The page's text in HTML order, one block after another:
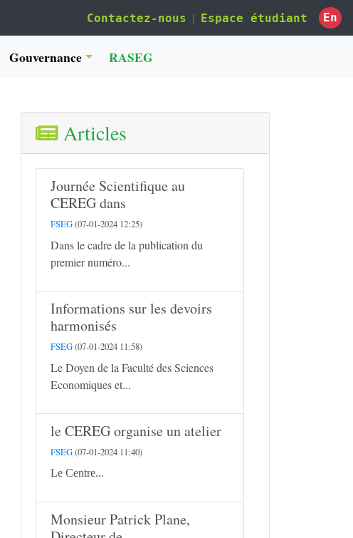
Contactez-nous | Espace étudiant En
Gouvernance RASEG
Articles
Journée Scientifique au
CEREG dans
FSEG(07-01-2024 12:25)
Dans le cadre de la publication du
premier numéro...
Informations sur les devoirs
harmonisés
FSEG(07-01-2024 11:58)
Le Doyen de la Faculté des Sciences
Economiques et...
le CEREG organise un atelier
FSEG(07-01-2024 11:40)
Le Centre...
Monsieur Patrick Plane,